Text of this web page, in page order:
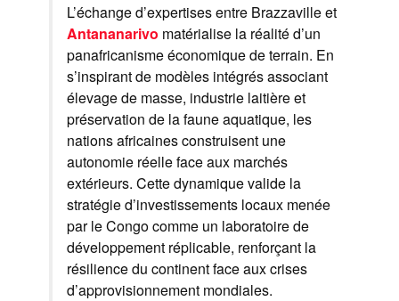
L’échange d’expertises entre Brazzaville et
Antananarivo matérialise la réalité d’un
panafricanisme économique de terrain. En
s’inspirant de modèles intégrés associant
élevage de masse, industrie laitière et
préservation de la faune aquatique, les
nations africaines construisent une
autonomie réelle face aux marchés
extérieurs. Cette dynamique valide la
stratégie d’investissements locaux menée
par le Congo comme un laboratoire de
développement réplicable, renforçant la
résilience du continent face aux crises
d’approvisionnement mondiales.